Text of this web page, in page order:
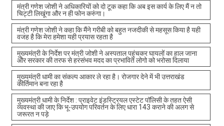
मंत्री गणेश जोशी ने अधिकारियों को दो टूक कहा कि अब इस कार्य के लिए मैं न तो
चिट्टी लिखूंगा और न ही फोन करुंगा।
मंत्री गणेश जोशी ने कहा कि मैंने गरीबी को बहुत नजदीकी से महसूस किया है यही
वजह है कि मेरा हमेशा यही प्रयास रहता है
मुख्यमंत्री के निर्देश पर मंत्री जोशी ने अस्पताल पहुंचकर घायलों का हाल जाना
और सरकार की तरफ से हरसंभव मदद का प्रभावित लोगो को भरोसा दिलाया
मुख्यमंत्री धामी का संकल्प आकार ले रहा है। रोजगार देने में भी उत्तराखंड
कीर्तिमान बना रहा है
मुख्यमंत्री धामी के निर्देश : प्राइवेट इंडस्ट्रियल एस्टेट पॉलिसी के तहत ऐसी
व्यवस्था की जाए कि भू-उपयोग परिवर्तन के लिए धारा 143 कराने की अलग से
जरूरत न पड़े